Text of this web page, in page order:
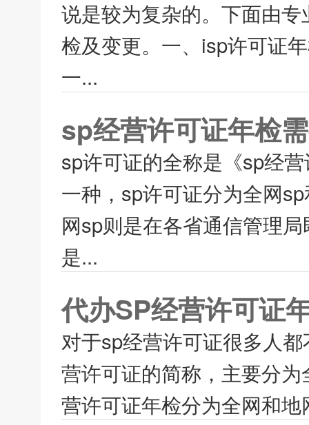
说是较为复杂的。下面由
检及变更。一、isp许可证
一...
sp经营许可证年检
sp许可证的全称是《sp经
一种，sp许可证分为全网
网sp则是在各省通信管理
是...
代办SP经营许可证
对于sp经营许可证很多人
营许可证的简称，主要分
营许可证年检分为全网和